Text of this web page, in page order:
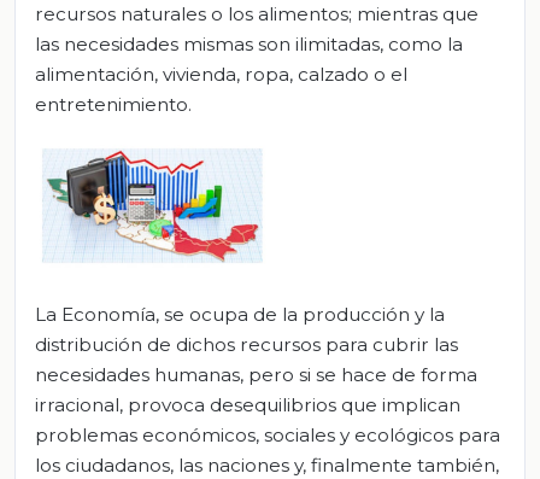
recursos naturales o los alimentos; mientras que
las necesidades mismas son ilimitadas, como la
alimentación, vivienda, ropa, calzado o el
entretenimiento.
La Economía, se ocupa de la producción y la
distribución de dichos recursos para cubrir las
necesidades humanas, pero si se hace de forma
irracional, provoca desequilibrios que implican
problemas económicos, sociales y ecológicos para
los ciudadanos, las naciones y, finalmente también,